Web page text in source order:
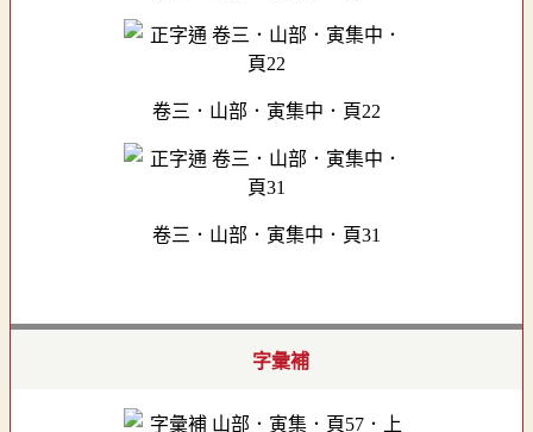
卷三．山部．寅集中．頁22
卷三．山部．寅集中．頁31
字彙補